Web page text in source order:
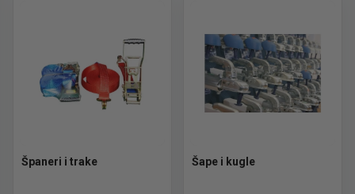
Španeri i trake Šape i kugle